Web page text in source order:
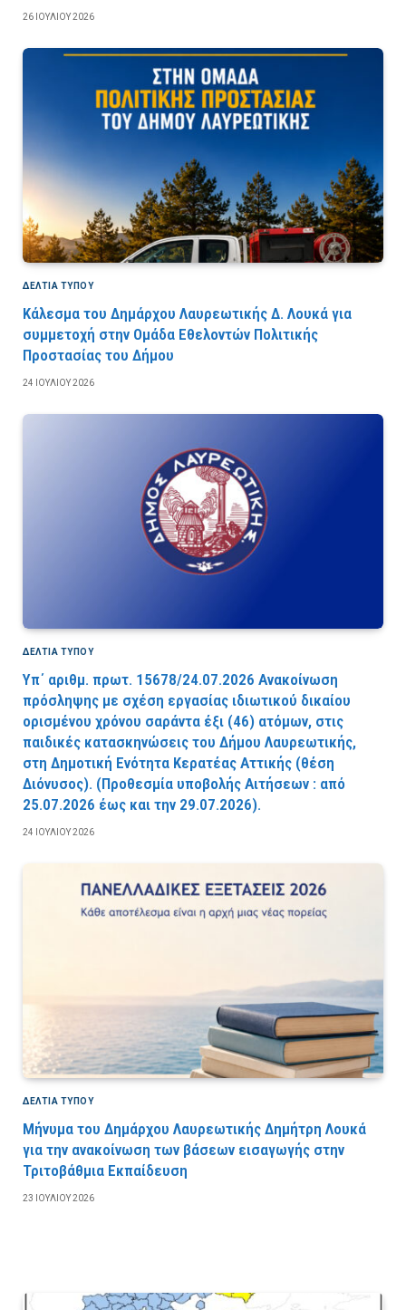
26 ΙΟΥΛΊΟΥ 2026
ΔΕΛΤΙΑ ΤΥΠΟΥ
Κάλεσμα του Δημάρχου Λαυρεωτικής Δ. Λουκά για
συμμετοχή στην Ομάδα Εθελοντών Πολιτικής
Προστασίας του Δήμου
24 ΙΟΥΛΊΟΥ 2026
ΔΕΛΤΙΑ ΤΥΠΟΥ
Υπ΄ αριθμ. πρωτ. 15678/24.07.2026 Ανακοίνωση
πρόσληψης με σχέση εργασίας ιδιωτικού δικαίου
ορισμένου χρόνου σαράντα έξι (46) ατόμων, στις
παιδικές κατασκηνώσεις του Δήμου Λαυρεωτικής,
στη Δημοτική Ενότητα Κερατέας Αττικής (θέση
Διόνυσος). (Προθεσμία υποβολής Αιτήσεων : από
25.07.2026 έως και την 29.07.2026).
24 ΙΟΥΛΊΟΥ 2026
ΔΕΛΤΙΑ ΤΥΠΟΥ
Μήνυμα του Δημάρχου Λαυρεωτικής Δημήτρη Λουκά
για την ανακοίνωση των βάσεων εισαγωγής στην
Τριτοβάθμια Εκπαίδευση
23 ΙΟΥΛΊΟΥ 2026